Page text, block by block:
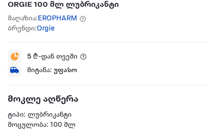
ORGIE 100 მლ ლუბრიკანტი
მაღაზია:EROPHARM
ბრენდი:Orgie
5 ₾-დან თვეში
მიტანა: უფასო
მოკლე აღწერა
ტიპი: ლუბრიკანტი
მოცულობა: 100 მლ